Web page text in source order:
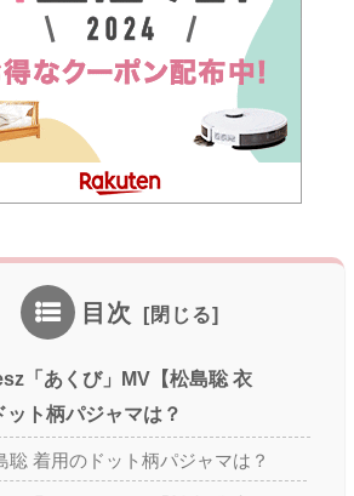
目次
「あくび」MV【松島聡 衣
ット柄パジャマは？
聡 着用のドット柄パジャマは？